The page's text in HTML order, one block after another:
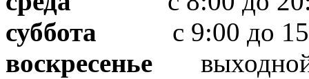
суббота с 9:00 до
воскресенье